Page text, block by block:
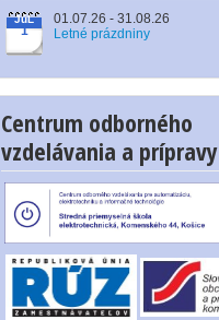
JúL
1
01.07.26 - 31.08.26
Letné prázdniny
Centrum odborného
vzdelávania a prípravy